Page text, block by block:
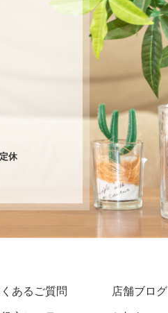
休
あるご質問
店舗ブログ